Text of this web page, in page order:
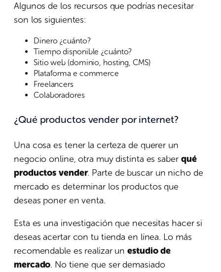
Algunos de los recursos que podrías necesitar
son los siguientes:
Dinero ¿cuánto?
Tiempo disponible ¿cuánto?
Sitio web (dominio, hosting, CMS)
Plataforma e commerce
Freelancers
Colaboradores
¿Qué productos vender por internet?
Una cosa es tener la certeza de querer un
negocio online, otra muy distinta es saberqué
productos vender. Parte de buscar un nicho de
mercado es determinar los productos que
deseas poner en venta.
Esta es una investigación que necesitas hacer si
deseas acertar con tu tienda en línea. Lo más
recomendable es realizar unestudio de
mercado. No tiene que ser demasiado